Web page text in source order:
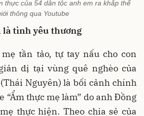
thực của 54 dân tộc anh em ra khắp thế
thông qua Youtube
là tình yêu thương
tần tảo, tự tay nấu cho con
dị tại vùng quê nghèo của
Nguyên) là bối cảnh chính
“Ẩm thực mẹ làm” do anh Đồng
thực hiện. Theo chia sẻ của